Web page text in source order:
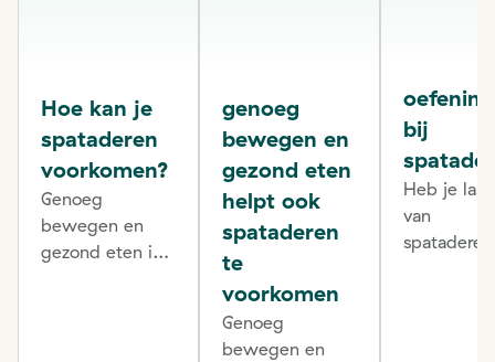
Hoe kan je
spataderen
voorkomen?
Genoeg
bewegen en
gezond eten is
genoeg
bewegen en
gezond eten
helpt ook
spataderen
te
voorkomen
Genoeg
bewegen en
bij
Heb je last
van